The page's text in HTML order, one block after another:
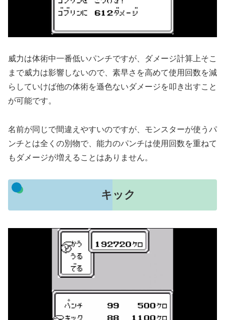
威力は体術中一番低いパンチですが、ダメージ計算上そこ
まで威力は影響しないので、素早さを高めて使用回数を減
らしていけば他の体術を遜色ないダメージを叩き出すこと
が可能です。
名前が同じで間違えやすいのですが、モンスターが使うパ
ンチとは全くの別物で、能力のパンチは使用回数を重ねて
もダメージが増えることはありません。
キック